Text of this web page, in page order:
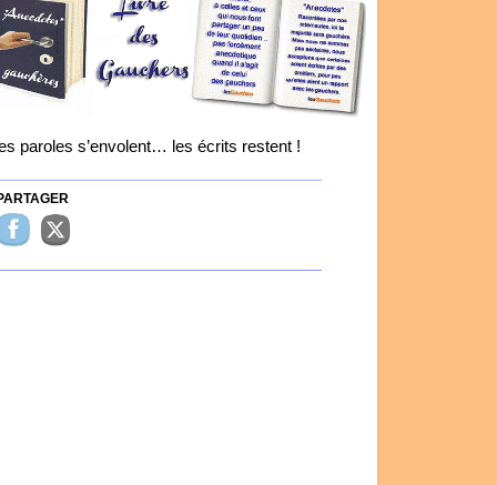
paroles s’envolent… les écrits restent !